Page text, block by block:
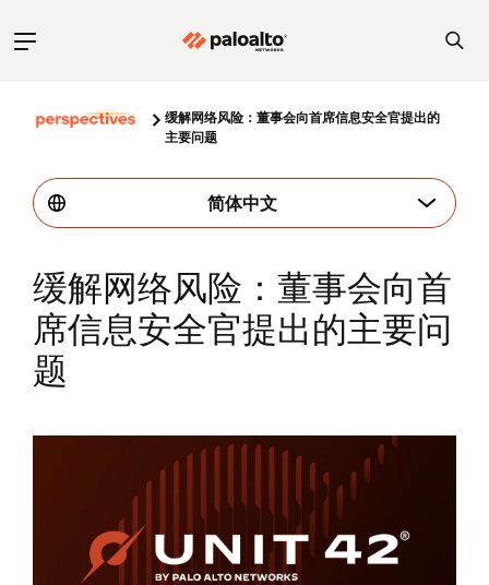
缓解网络风险：董事会向首席信息安全官提出的
主要问题
简体中文
缓解网络风险：董事会向首
席信息安全官提出的主要问
题